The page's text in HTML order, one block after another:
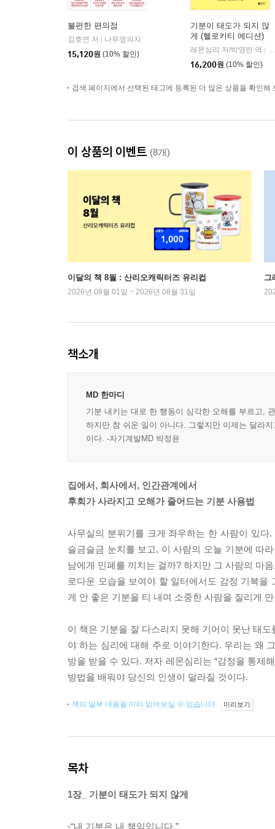
불편한 편의점
김호연 저
나무옆의자
15,120원 (10% 할인)
기분이 태도가 되지 않
게 (헬로키티 에디션)
레몬심리 저/박영란 역
16,200원 (10% 할인)
검색 페이지에서 선택된 태그에 등록된 더 많은 상품을 확인해
이 상품의 이벤트 (8개)
이달의 책 8월 : 산리오캐릭터즈 유리컵
2026년 08월 01일 ~ 2026년 08월 31일
그
책소개
MD 한마디
기분 내키는 대로 한 행동이 심각한 오해를 부르고,
하지만 참 쉬운 일이 아니다. 그렇지만 이제는 달라
이다. -자기계발MD 박정윤
집에서, 회사에서, 인간관계에서
후회가 사라지고 오해가 줄어드는 기분 사용법
사무실의 분위기를 크게 좌우하는 한 사람이 있다
슬금슬금 눈치를 보고, 이 사람의 오늘 기분에 따
남에게 민폐를 끼치는 걸까? 하지만 그 사람의 마
로다운 모습을 보여야 할 일터에서도 감정 기복
게 안 좋은 기분을 티 내며 소중한 사람을 질리게
이 책은 기분을 잘 다스리지 못해 기어이 못난 태
야 하는 심리에 대해 주로 이야기한다. 우리는 왜
방을 받을 수 있다. 저자 레몬심리는 “감정을 통제
방법을 배워야 당신의 인생이 달라질 것이다.
책의 일부 내용을 미리 읽어보실 수 있습니다. 미리보기
목차
1장_ 기분이 태도가 되지 않게
-“내 기분은 내 책임입니다.”